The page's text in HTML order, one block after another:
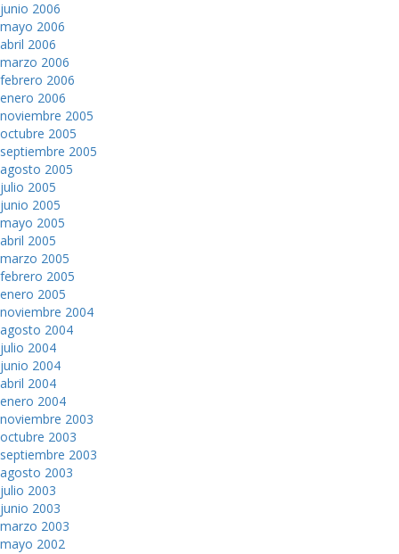
junio 2006
mayo 2006
abril 2006
marzo 2006
febrero 2006
enero 2006
noviembre 2005
octubre 2005
septiembre 2005
agosto 2005
julio 2005
junio 2005
mayo 2005
abril 2005
marzo 2005
febrero 2005
enero 2005
noviembre 2004
agosto 2004
julio 2004
junio 2004
abril 2004
enero 2004
noviembre 2003
octubre 2003
septiembre 2003
agosto 2003
julio 2003
junio 2003
marzo 2003
mayo 2002